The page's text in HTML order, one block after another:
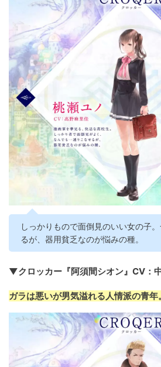
しっかりもので面倒見のいい女の子
るが、器用貧乏なのが悩みの種。
▼クロッカー『阿須間シオン』CV：
ガラは悪いが男気溢れる人情派の青年。